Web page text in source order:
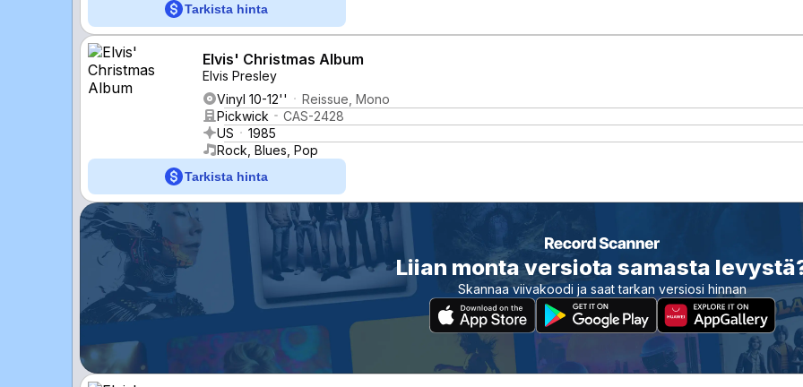
Tarkista hinta
Elvis' Christmas Album
Elvis Presley
Vinyl 10-12''
Reissue, Mono
Pickwick
CAS-2428
US
1985
Rock, Blues, Pop
Tarkista hinta
Liian monta versiota samasta
Skannaa viivakoodi ja saat tarkan versiosi hinnan